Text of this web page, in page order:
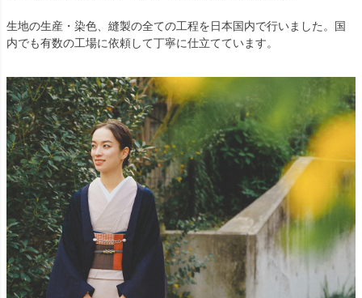
生地の生産・染色、縫製の全ての工程を日本国内で行いました。国
内でも有数の工場に依頼して丁寧に仕立てています。